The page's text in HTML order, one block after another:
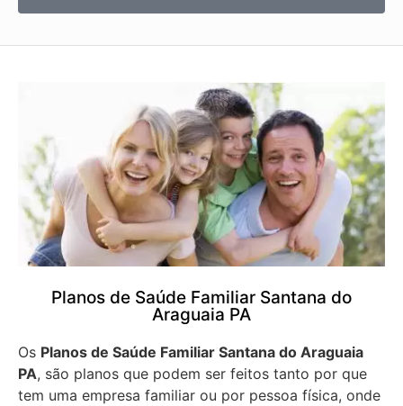
Planos de Saúde Familiar Santana do
Araguaia PA
Os Planos de Saúde Familiar Santana do Araguaia
PA, são planos que podem ser feitos tanto por que
tem uma empresa familiar ou por pessoa física, onde